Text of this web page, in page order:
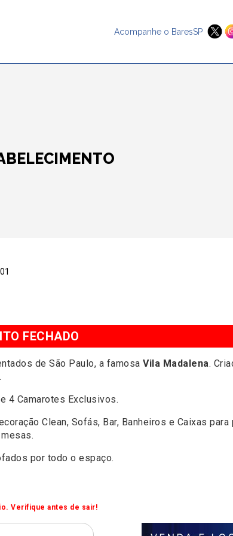
Acompanhe o BaresSP
FECHADO
de São Paulo, a famosa Vila Madalena.
4 Camarotes Exclusivos.
Clean, Sofás, Bar, Banheiros e Caixas para
por todo o espaço.
Verifique antes de sair!